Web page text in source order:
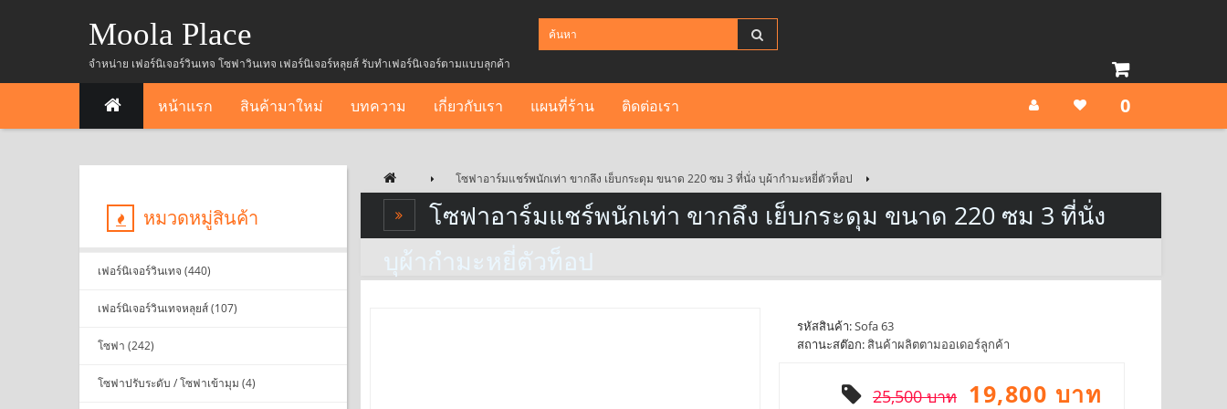
Moola Place
จำหน่าย เฟอร์นิเจอร์วินเทจ โซฟาวินเทจ เฟอร์นิเจอร์หลุยส์ รับทำเฟอร์นิเจอร์ตามแบบลุกค้า
หน้าแรก สินค้ามาใหม่ บทความ เกี่ยวกับเรา แผนที่ร้าน ติดต่อเรา 0
โซฟาอาร์มแชร์พนักเท่า ขากลึง เย็บกระดุม ขนาด 220 ซม 3 ที่นั่ง บุผ้ากำมะหยี่ตัวท็อป
หมวดหมู่สินค้า
เฟอร์นิเจอร์วินเทจ (440)
เฟอร์นิเจอร์วินเทจหลุยส์ (107)
โซฟา (242)
โซฟาปรับระดับ / โซฟาเข้ามุม (4)
โซฟาอาร์มแชร์พนักเท่า ขากลึง เย็บกระดุม ขนาด 220 ซม 3 ที่นั่ง
บุผ้ากำมะหยี่ตัวท็อป
รหัสสินค้า:Sofa 63
สถานะสต๊อก: สินค้าผลิตตามออเดอร์ลูกค้า
25,500 บาท 19,800 บาท